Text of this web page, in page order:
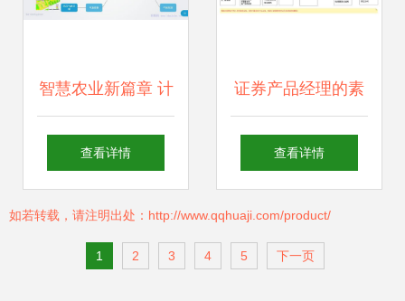
智慧农业新篇章 计
算机软硬件技术驱
展
查看详情
证券产品经理的素
质与技能 共性与个
技术开发中的融合
查看详情
如若转载，请注明出处：http://www.qqhuaji.com/product/
1 2 3 4 5 下一页